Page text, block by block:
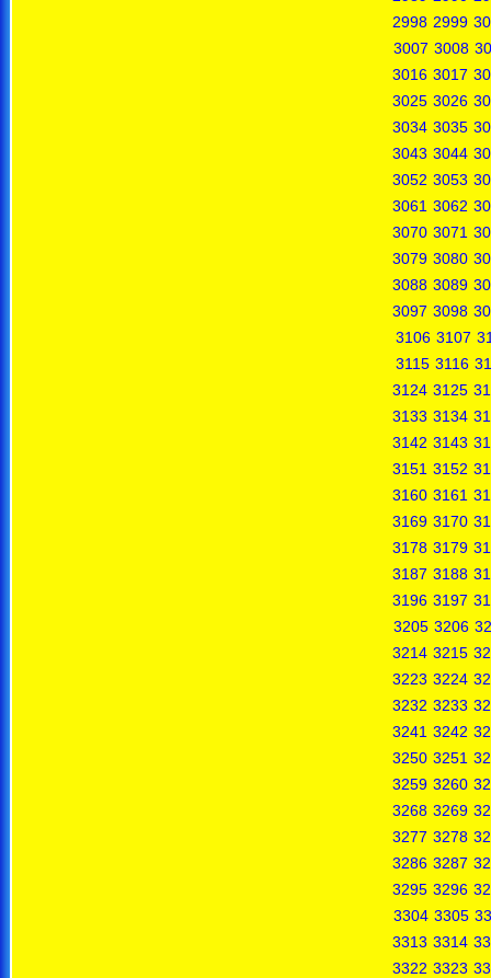
2998 2999
3007 3008
3016 3017
3025 3026
3034 3035
3043 3044
3052 3053
3061 3062
3070 3071
3079 3080
3088 3089
3097 3098
3106 3107
3115 3116
3124 3125
3133 3134
3142 3143
3151 3152
3160 3161
3169 3170
3178 3179
3187 3188
3196 3197
3205 3206
3214 3215
3223 3224
3232 3233
3241 3242
3250 3251
3259 3260
3268 3269
3277 3278
3286 3287
3295 3296
3304 3305
3313 3314
3322 3323